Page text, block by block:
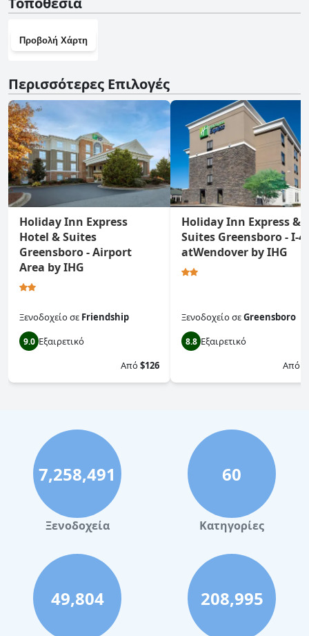
Προβολή Χάρτη
Περισσότερες Επιλογές
Holiday Inn Express
Hotel & Suites
Greensboro - Airport
Area by IHG
Ξενοδοχείοσε Friendship
9.0 Εξαιρετικό
Από$126
Holiday Inn Express &
Suites Greensboro - I-
atWendover by IHG
ΞενοδοχείοσεGreensboro
8.8 Εξαιρετικό
Από
7,258,491
Ξενοδοχεία
60
Κατηγορίες
49,804 208,995